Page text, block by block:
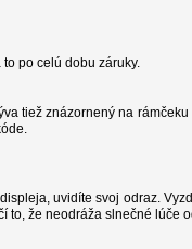
po celú dobu záruky.
tiež znázornený na
uvidíte svoj odraz.
to, že neodráža slnečné lúče